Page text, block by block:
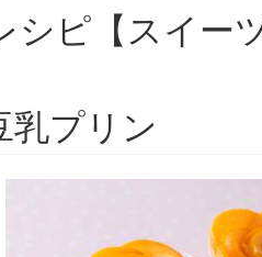
シピ【スイー
乳プリン